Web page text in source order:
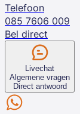
Telefoon
085 7606 009
Bel direct
Livechat
Algemene vragen
Direct antwoord